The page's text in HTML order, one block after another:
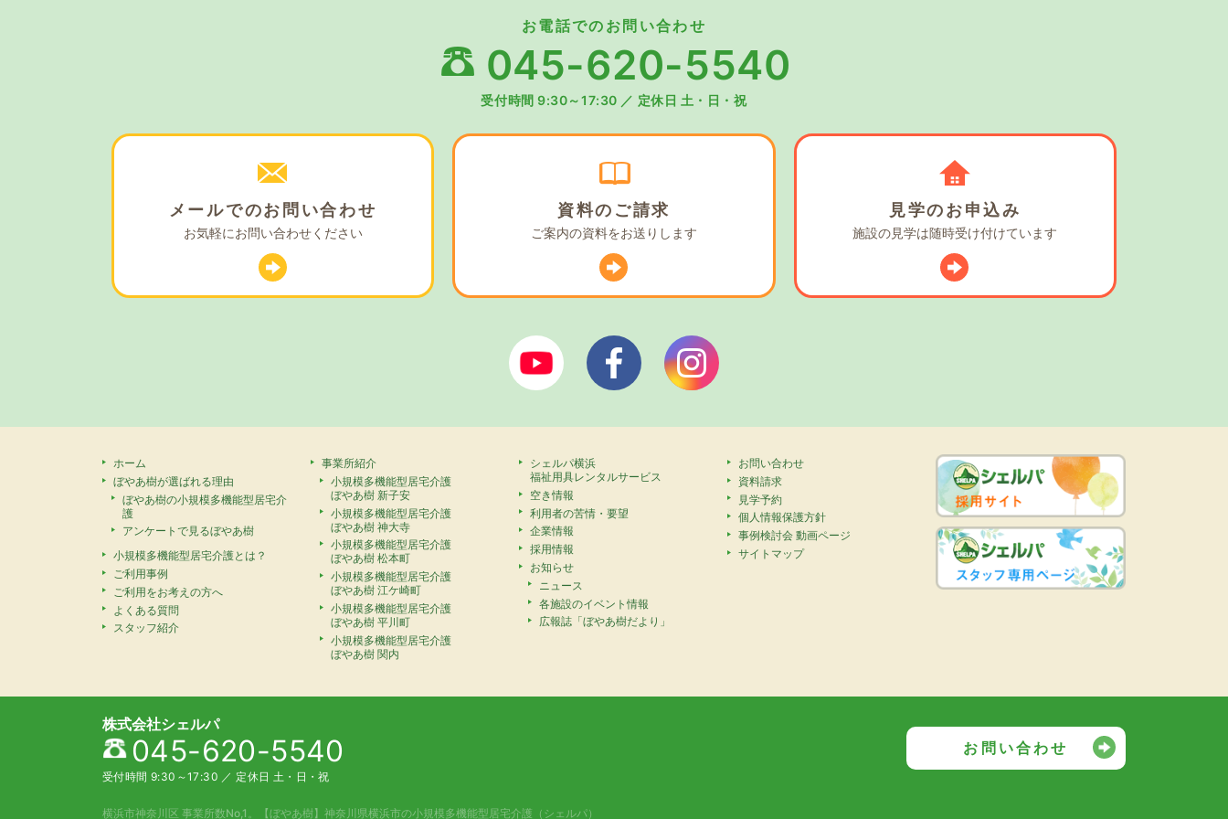
お電話でのお問い合わせ
045-620-5540
受付時間 9:30～17:30 ／ 定休日 土・日・祝
メールでのお問い合わせ
お気軽にお問い合わせください
資料の ご請求
ご案内の資料をお送りします
見学のお申込み
施設の見学は随時受け付けています
ぼやあ樹Youtubeシェルパフェイスブック
ホーム
ぼやあ樹が選ばれる理由
ぼやあ樹の小規模多機能型居宅介
護
アンケートで見るぼやあ樹
小規模多機能型居宅介護とは？
ご利用事例
ご利用をお考えの方へ
よくある質問
スタッフ紹介
事業所紹介
小規模多機能型居宅介護
ぼやあ樹 新子安
小規模多機能型居宅介護
ぼやあ樹 神大寺
小規模多機能型居宅介護
ぼやあ樹 松本町
小規模多機能型居宅介護
ぼやあ樹 江ケ崎町
小規模多機能型居宅介護
ぼやあ樹 平川町
小規模多機能型居宅介護
ぼやあ樹 関内
シェルパ横浜
福祉用具レンタルサービス
空き情報
利用者の苦情・要望
企業情報
採用情報
お知らせ
ニュース
各施設のイベント情報
広報誌「ぼやあ樹だより」
お問い合わせ
資料請求
見学予約
個人情報保護方針
事例検討会 動画ページ
サイトマップ
株式会社シェルパ
045-620-5540
受付時間 9:30～17:30 ／ 定休日 土・日・祝
お問い合わせ
横浜市神奈川区 事業所数No,1。 【ぼやあ樹】神奈川県横浜市の小規模多機能型居宅介護（シェルパ）